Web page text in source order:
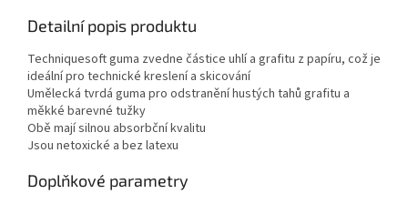
Detailní popis produktu
Techniquesoft guma zvedne částice uhlí a grafitu z papíru, což je
ideální pro technické kreslení a skicování
Umělecká tvrdá guma pro odstranění hustých tahů grafitu a
měkké barevné tužky
Obě mají silnou absorbční kvalitu
Jsou netoxické a bez latexu
Doplňkové parametry